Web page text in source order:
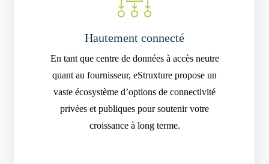
Hautement connecté
En tant que centre de données à accès neutre
quant au fournisseur, eStruxture propose un
vaste écosystème d’options de connectivité
privées et publiques pour soutenir votre
croissance à long terme.